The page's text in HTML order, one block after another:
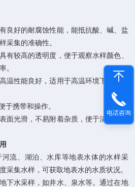
好的耐腐蚀性能，能抵抗酸、碱、盐
采集的准确性。
较高的透明度，便于观察水样颜色、
。
性能良好，适用于高温环境下的水样
携带和操作。
光滑，不易附着杂质，便于清洗和消
、湖泊、水库等地表水体的水样采
采集水样，可获取地表水的水质状况。
水采样，如井水、泉水等。通过在地
电话咨询